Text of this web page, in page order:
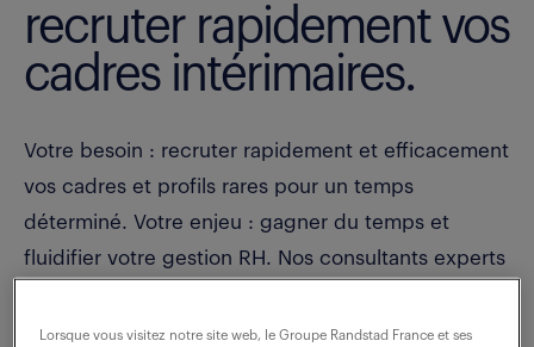
recruter rapidement vos
cadres intérimaires.
Votre besoin : recruter rapidement et efficacement
vos cadres et profils rares pour un temps
déterminé. Votre enjeu : gagner du temps et
fluidifier votre gestion RH. Nos consultants experts
Lorsque vous visitez notre site web, le Groupe Randstad France et ses